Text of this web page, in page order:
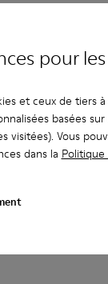
pour
et ceux de tiers
basées
visitées). Vous
dans la